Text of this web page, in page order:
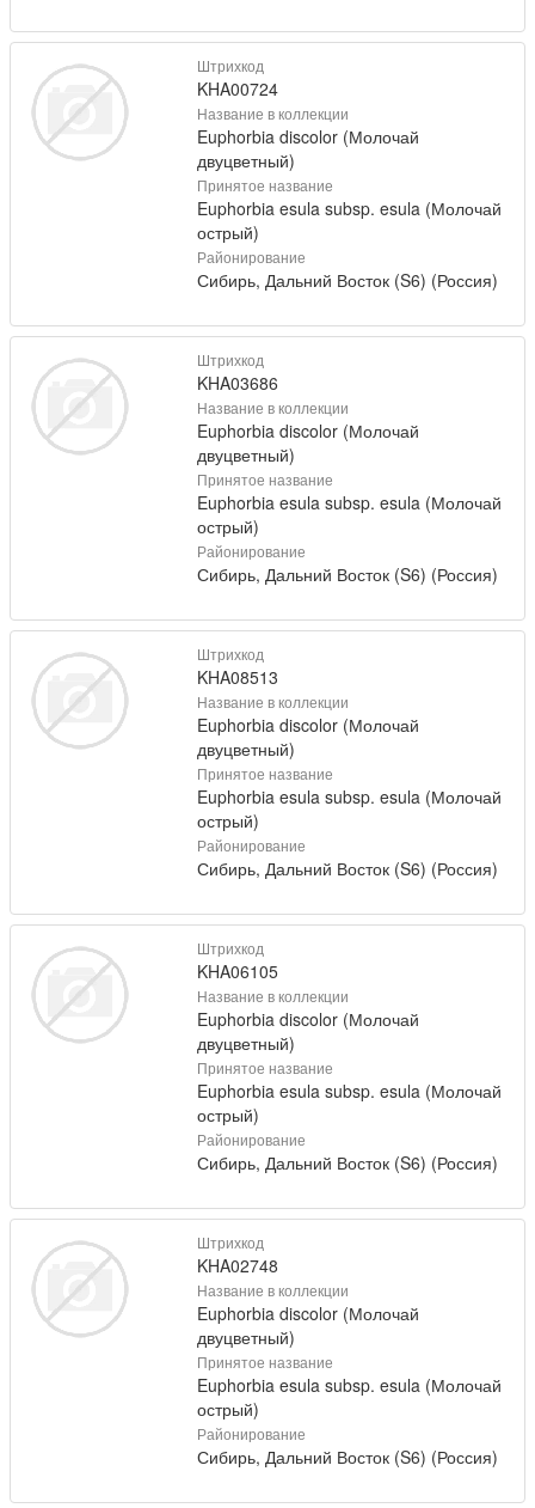
Штрихкод
KHA00724
Название в коллекции
Euphorbia discolor (Молочай
двуцветный)
Принятое название
Euphorbia esula subsp. esula (Молочай
острый)
Районирование
Сибирь, Дальний Восток (S6) (Россия)
Штрихкод
KHA03686
Название в коллекции
Euphorbia discolor (Молочай
двуцветный)
Принятое название
Euphorbia esula subsp. esula (Молочай
острый)
Районирование
Сибирь, Дальний Восток (S6) (Россия)
Штрихкод
KHA08513
Название в коллекции
Euphorbia discolor (Молочай
двуцветный)
Принятое название
Euphorbia esula subsp. esula (Молочай
острый)
Районирование
Сибирь, Дальний Восток (S6) (Россия)
Штрихкод
KHA06105
Название в коллекции
Euphorbia discolor (Молочай
двуцветный)
Принятое название
Euphorbia esula subsp. esula (Молочай
острый)
Районирование
Сибирь, Дальний Восток (S6) (Россия)
Штрихкод
KHA02748
Название в коллекции
Euphorbia discolor (Молочай
двуцветный)
Принятое название
Euphorbia esula subsp. esula (Молочай
острый)
Районирование
Сибирь, Дальний Восток (S6) (Россия)